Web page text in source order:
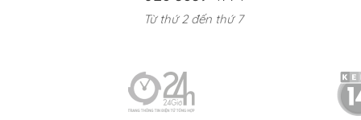
Từ thứ 2 đến thứ 7